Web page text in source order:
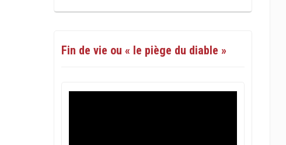
Fin de vie ou « le piège du diable »